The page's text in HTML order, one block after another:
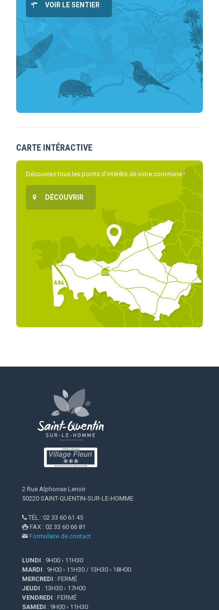
VOIR LE SENTIER
CARTE INTÉRACTIVE
Découvrez tous les points d’intérêts de votre commune !
DÉCOUVRIR
2 Rue Alphonse Lenoir
50220 SAINT-QUENTIN-SUR-LE-HOMME
 TÉL.: 02 33 60 61 45
 FAX : 02 33 60 66 81
 Formulaire de contact
LUNDI : 9H00 › 11H30
MARDI : 9H00 › 11H30 / 13H30 › 18H00
MERCREDI : FERMÉ
JEUDI : 13H30 › 17H00
VENDREDI : FERMÉ
SAMEDI : 9H00 › 11H30